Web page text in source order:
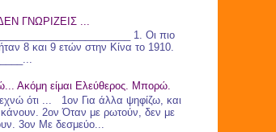
ΓΝΩΡΙΖΕΙΣ ...
1. Οι πιο
8 και 9 ετών στην Κίνα το 1910.
Ακόμη είμαι Ελεύθερος. Μπορώ.
ότι ... 1ον Για άλλα ψηφίζω, και
2ον Όταν με ρωτούν, δεν με
3ον Με δεσμεύο...